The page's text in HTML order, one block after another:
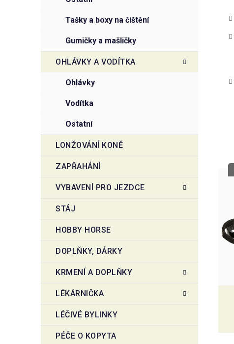
tašky a boxy na čištění
gumičky a mašličky
OHLÁVKY A VODÍTKA
ohlávky
vodítka
ostatní
LONŽOVÁNÍ KONĚ
ZAPŘAHÁNÍ
VYBAVENÍ PRO JEZDCE
STÁJ
HOBBY HORSE
DOPLŇKY, DÁRKY
KRMENÍ A DOPLŇKY
LÉKÁRNIČKA
LÉČIVÉ BYLINKY
PÉČE O KOPYTA